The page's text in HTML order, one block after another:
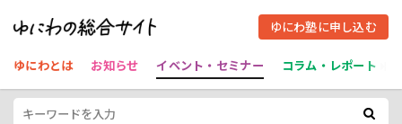
ゆにわ塾に申し込む
ゆにわとは お知らせ イベント・セミナー コラム・レポート